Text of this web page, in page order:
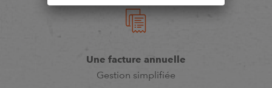
Une facture annuelle
Gestion simplifiée